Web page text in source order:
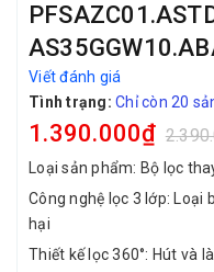
Viết đánh giá
Tình trạng: Chỉ còn 20
1.390.000₫
Loại sản phẩm: Bộ lọc
Công nghệ lọc 3 lớp: Loại
hại
Thiết kế lọc 360°: Hút và